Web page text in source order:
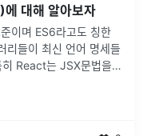
대해 알아보자
이며 ES6라고도 칭한
React는 JSX문법을
용한다. (최신...